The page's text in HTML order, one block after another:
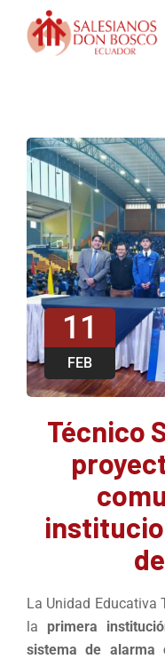
11
FEB
Técnico
La Unidad Educativa
la primera
sistema de alarma